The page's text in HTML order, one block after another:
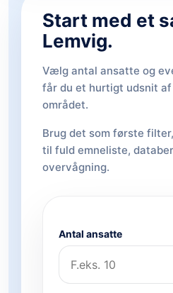
Start med et
Lemvig.
Vælg antal ansatte og
får du et hurtigt udsnit
området.
Brug det som første
til fuld emneliste,
overvågning.
Antal ansatte